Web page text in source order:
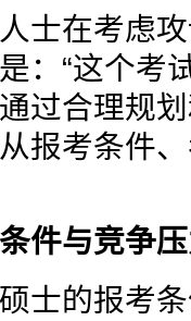
士在考虑
：“这个考
过合理规
报考条件
件与竞争
士的报考